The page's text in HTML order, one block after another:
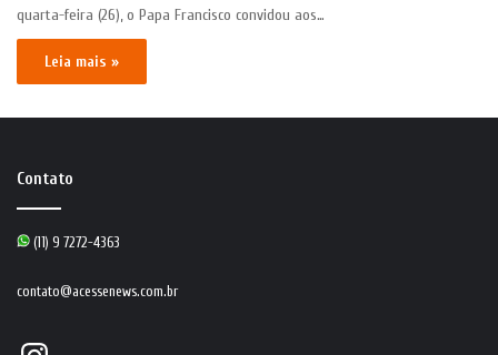
quarta-feira (26), o Papa Francisco convidou aos…
Leia mais »
Contato
(11) 9 7272-4363
contato@acessenews.com.br
Instagram